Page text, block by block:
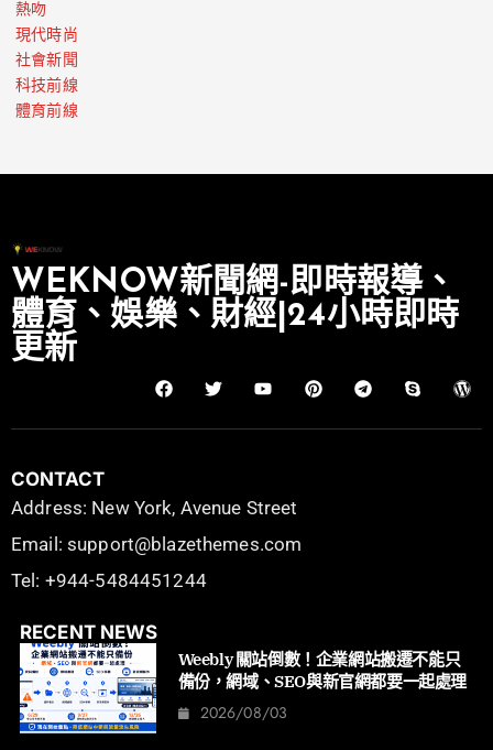
熱吻
現代時尚
社會新聞
科技前線
體育前線
WEKNOW新聞網-即時報導、
體育、娛樂、財經|24小時即時
更新
CONTACT
Address: New York, Avenue Street
Email: support@blazethemes.com
Tel: +944-5484451244
RECENT NEWS
Weebly 關站倒數！企業網站搬遷不能只
備份，網域、SEO與新官網都要一起處理
2026/08/03